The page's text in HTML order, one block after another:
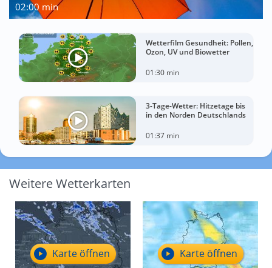
02:00 min
Wetterfilm Gesundheit: Pollen,
Ozon, UV und Biowetter
01:30 min
3-Tage-Wetter: Hitzetage bis
in den Norden Deutschlands
01:37 min
Weitere Wetterkarten
Karte öffnen Karte öffnen